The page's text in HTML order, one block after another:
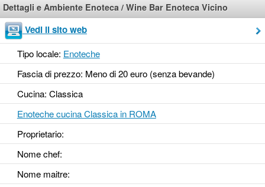
Dettagli e Ambiente Enoteca / Wine Bar Enoteca Vicino
Vedi il sito web
Tipo locale: Enoteche
Fascia di prezzo: Meno di 20 euro (senza bevande)
Cucina: Classica
Enoteche cucina Classica in ROMA
Proprietario:
Nome chef:
Nome maitre: